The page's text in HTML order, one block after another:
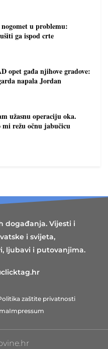
u problemu:
ga ispod crte
opet gađa njihove gradove:
napala Jordan
užasnu operaciju oka.
mi režu očnu jabučicu
događanja. Vijesti i
i svijeta,
ljubavi i putovanjima.
zaštite privatnosti
Impressum